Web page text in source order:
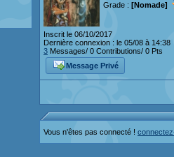
Grade : [Nomade]
Inscrit le 06/10/2017
Dernière connexion : le 05/08 à 14:38
3 Messages/ 0 Contributions/ 0 Pts
Message Privé
Vous n'êtes pas connecté !